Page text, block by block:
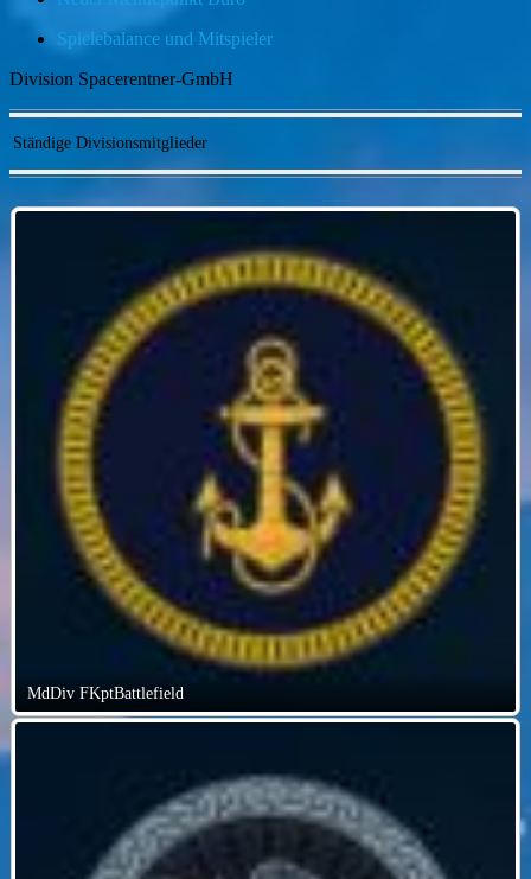
Spielebalance und Mitspieler
Division Spacerentner-GmbH
Ständige Divisionsmitglieder
MdDiv FKptBattlefield